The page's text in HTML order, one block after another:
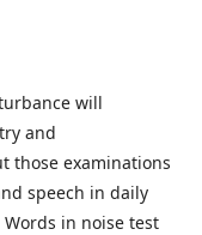
will
and
those examinations
speech in daily
in noise test